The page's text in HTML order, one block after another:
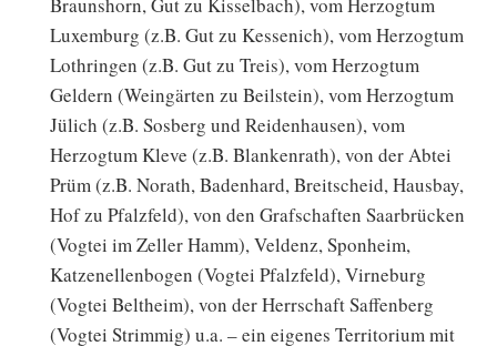
Luxemburg (z.B. Gut zu Kessenich), vom Herzogtum
Lothringen (z.B. Gut zu Treis), vom Herzogtum
Geldern (Weingärten zu Beilstein), vom Herzogtum
Jülich (z.B. Sosberg und Reidenhausen), vom
Herzogtum Kleve (z.B. Blankenrath), von der Abtei
Prüm (z.B. Norath, Badenhard, Breitscheid, Hausbay,
Hof zu Pfalzfeld), von den Grafschaften Saarbrücken
(Vogtei im Zeller Hamm), Veldenz, Sponheim,
Katzenellenbogen (Vogtei Pfalzfeld), Virneburg
(Vogtei Beltheim), von der Herrschaft Saffenberg
(Vogtei Strimmig) u.a. – ein eigenes Territorium mit